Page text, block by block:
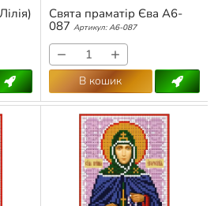
Свята праматір Єва А6-
087 Артикул: А6-087
− +
В кошик